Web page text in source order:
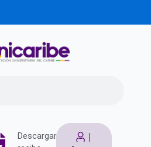
Descargar
|